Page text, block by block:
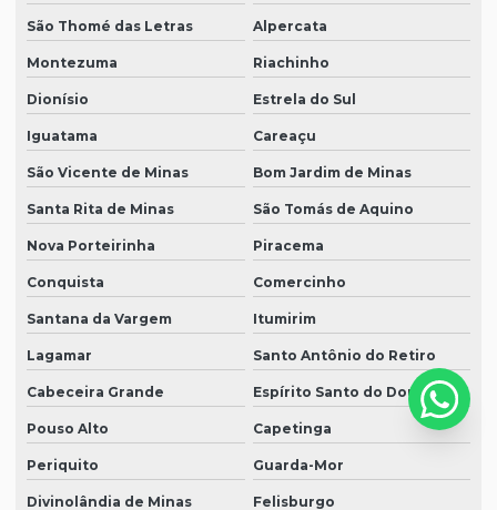
São Thomé das Letras Alpercata
Montezuma Riachinho
Dionísio Estrela do Sul
Iguatama Careaçu
São Vicente de Minas Bom Jardim de Minas
Santa Rita de Minas São Tomás de Aquino
Nova Porteirinha Piracema
Conquista Comercinho
Santana da Vargem Itumirim
Lagamar Santo Antônio do Retiro
Cabeceira Grande Espírito Santo do Dourado
Pouso Alto Capetinga
Periquito Guarda-Mor
Divinolândia de Minas Felisburgo